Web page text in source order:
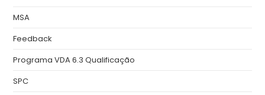
MSA
Feedback
Programa VDA 6.3 Qualificação
SPC